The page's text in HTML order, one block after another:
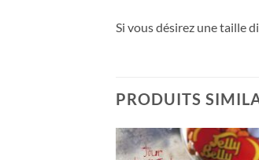
Si vous désirez une taille
PRODUITS